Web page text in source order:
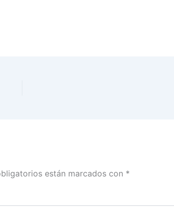
están marcados con *